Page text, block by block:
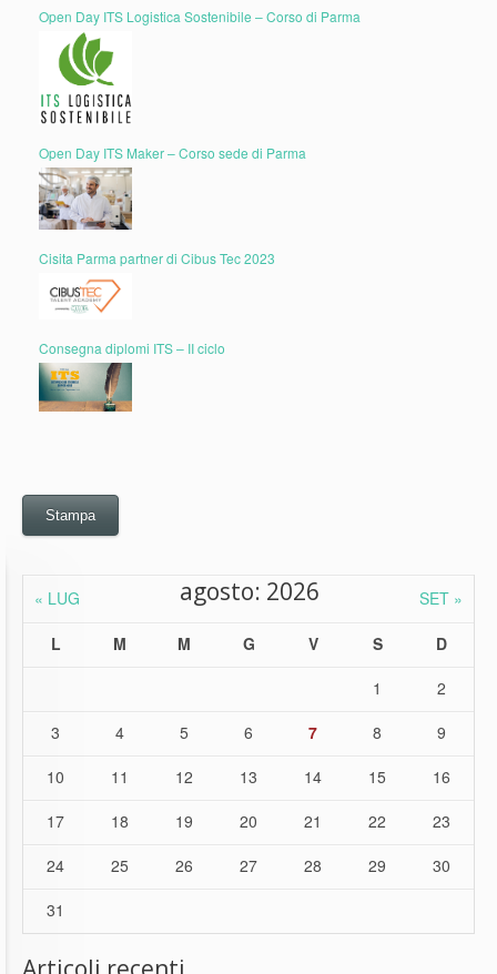
Open Day ITS Logistica Sostenibile – Corso di Parma
Open Day ITS Maker – Corso sede di Parma
Cisita Parma partner di Cibus Tec 2023
Consegna diplomi ITS – II ciclo
Stampa
« LUG SET »
agosto: 2026
L M M G V S
D
1
2
3
4 5 6 7 8
9
10
11 12 13 14 15
16
17
18 19 20 21 22
23
24
25 26 27 28 29
30
31